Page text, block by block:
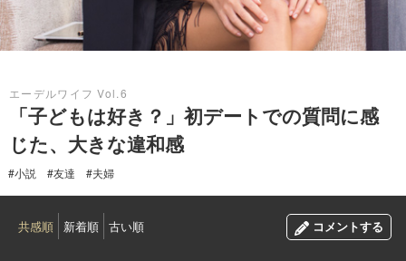
エーデルワイフ Vol.6
「子どもは好き？」初デートでの質問に感
じた、大きな違和感
#小説 #友達 #夫婦
共感順 新着順 古い順 コメントする